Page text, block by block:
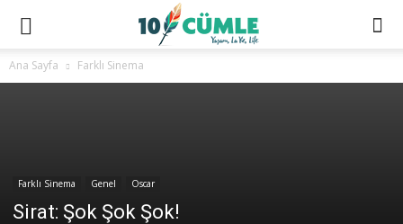
Ana Sayfa Farklı Sinema
Farklı Sinema Genel Oscar
Sirat: Şok Şok Şok!